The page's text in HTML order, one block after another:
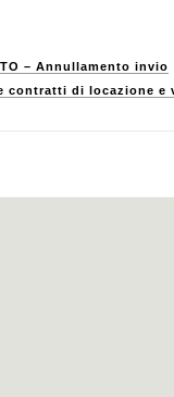
– Annullamento invio
contratti di locazione